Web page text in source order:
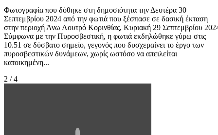
Φωτογραφία που δόθηκε στη δημοσιότητα την Δευτέρα 30
Σεπτεμβρίου 2024 από την φωτιά που ξέσπασε σε δασική έκταση
στην περιοχή Άνω Λουτρό Κορινθίας, Κυριακή 29 Σεπτεμβρίου
Σύμφωνα με την Πυροσβεστική, η φωτιά εκδηλώθηκε γύρω στις
10.51 σε δύσβατο σημείο, γεγονός που δυσχεραίνει το έργο των
πυροσβεστικών δυνάμεων, χωρίς ωστόσο να απειλείται
κατοικημένη...
2 / 4